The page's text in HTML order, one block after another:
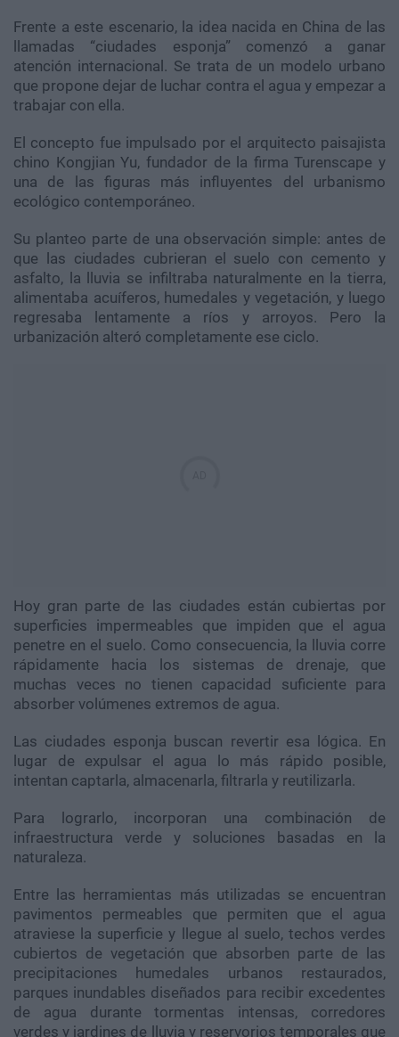
Frente a este escenario, la idea nacida en China de las
llamadas “ciudades esponja” comenzó a ganar
atención internacional. Se trata de un modelo urbano
que propone dejar de luchar contra el agua y empezar a
trabajar con ella.
El concepto fue impulsado por el arquitecto paisajista
chino Kongjian Yu, fundador de la firma Turenscape y
una de las figuras más influyentes del urbanismo
ecológico contemporáneo.
Su planteo parte de una observación simple: antes de
que las ciudades cubrieran el suelo con cemento y
asfalto, la lluvia se infiltraba naturalmente en la tierra,
alimentaba acuíferos, humedales y vegetación, y luego
regresaba lentamente a ríos y arroyos. Pero la
urbanización alteró completamente ese ciclo.
Hoy gran parte de las ciudades están cubiertas por
superficies impermeables que impiden que el agua
penetre en el suelo. Como consecuencia, la lluvia corre
rápidamente hacia los sistemas de drenaje, que
muchas veces no tienen capacidad suficiente para
absorber volúmenes extremos de agua.
Las ciudades esponja buscan revertir esa lógica. En
lugar de expulsar el agua lo más rápido posible,
intentan captarla, almacenarla, filtrarla y reutilizarla.
Para lograrlo, incorporan una combinación de
infraestructura verde y soluciones basadas en la
naturaleza.
Entre las herramientas más utilizadas se encuentran
pavimentos permeables que permiten que el agua
atraviese la superficie y llegue al suelo, techos verdes
cubiertos de vegetación que absorben parte de las
precipitaciones humedales urbanos restaurados,
parques inundables diseñados para recibir excedentes
de agua durante tormentas intensas, corredores
verdes y jardines de lluvia y reservorios temporales que